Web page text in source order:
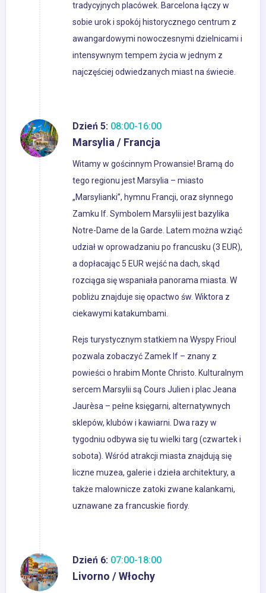
tradycyjnych placówek. Barcelona łączy w
sobie urok i spokój historycznego centrum z
awangardowymi nowoczesnymi dzielnicami i
intensywnym tempem życia w jednym z
najczęściej odwiedzanych miast na świecie.
Dzień 5: 08:00-16:00
Marsylia / Francja
Witamy w gościnnym Prowansie! Bramą do
tego regionu jest Marsylia – miasto
„Marsylianki”, hymnu Francji, oraz słynnego
Zamku If. Symbolem Marsylii jest bazylika
Notre-Dame de la Garde. Latem można wziąć
udział w oprowadzaniu po francusku (3 EUR),
a dopłacając 5 EUR wejść na dach, skąd
rozciąga się wspaniała panorama miasta. W
pobliżu znajduje się opactwo św. Wiktora z
ciekawymi katakumbami.
Rejs turystycznym statkiem na Wyspy Frioul
pozwala zobaczyć Zamek If – znany z
powieści o hrabim Monte Christo. Kulturalnym
sercem Marsylii są Cours Julien i plac Jeana
Jaurèsa – pełne księgarni, alternatywnych
sklepów, klubów i kawiarni. Dwa razy w
tygodniu odbywa się tu wielki targ (czwartek i
sobota). Wśród atrakcji miasta znajdują się
liczne muzea, galerie i dzieła architektury, a
także malownicze zatoki zwane kalankami,
uznawane za francuskie fiordy.
Dzień 6: 07:00-18:00
Livorno / Włochy